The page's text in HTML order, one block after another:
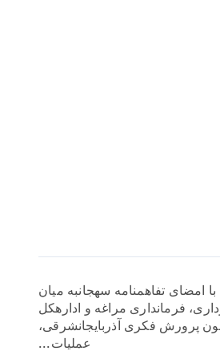
با امضای تفاهمنامه سهجانبه میان
فرمانداری مراغه و ادارهکل
پرورش فکری آذربایجانشرقی،
عملیات...